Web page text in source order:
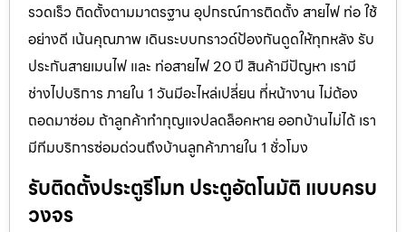
รวดเร็ว ติดตั้งตามมาตรฐาน อุปกรณ์การติดตั้ง สายไฟ ท่อ ใช้
อย่างดี เน้นคุณภาพ เดินระบบกราวด์ป้องกันดูดให้ทุกหลัง รับ
ประกันสายเมนไฟ และ ท่อสายไฟ 20 ปี สินค้ามีปัญหา เรามี
ช่างไปบริการ ภายใน 1 วันมีอะไหล่เปลี่ยน ที่หน้างาน ไม่ต้อง
ถอดมาซ่อม ถ้าลูกค้าทำกุญแจปลดล็อคหาย ออกบ้านไม่ได้ เรา
มีทีมบริการซ่อมด่วนถึงบ้านลูกค้าภายใน 1 ชั่วโมง
รับติดตั้งประตูรีโมท ประตูอัตโนมัติ แบบครบ
วงจร